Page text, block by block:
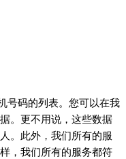
号码的列表。您可以在我
。更不用说，这些数据
。此外，我们所有的服
，我们所有的服务都符